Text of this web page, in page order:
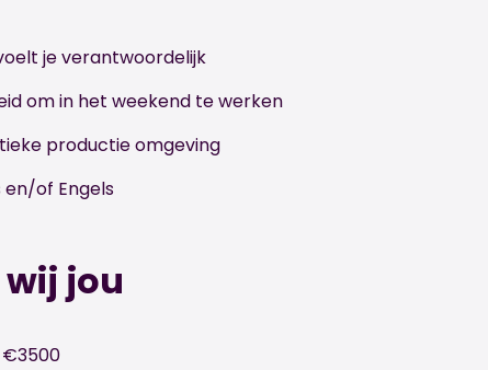
je verantwoordelijk
om in het weekend te werken
productie omgeving
of Engels
jou
€3500